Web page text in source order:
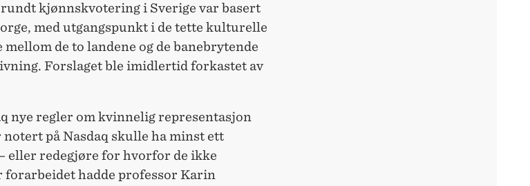
kjønnskvotering i Sverige var basert
med utgangspunkt i de tette kulturelle
de to landene og de banebrytende
Forslaget ble imidlertid forkastet av
nye regler om kvinnelig representasjon
notert på Nasdaq skulle ha minst ett
eller redegjøre for hvorfor de ikke
hadde professor Karin